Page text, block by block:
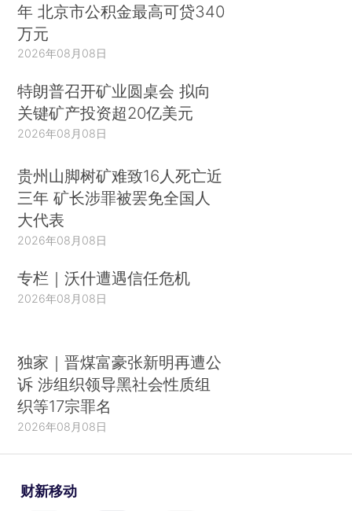
年 北京市公积金最高可贷340
万元
2026年08月08日
特朗普召开矿业圆桌会 拟向
关键矿产投资超20亿美元
2026年08月08日
贵州山脚树矿难致16人死亡近
三年 矿长涉罪被罢免全国人
大代表
2026年08月08日
专栏｜沃什遭遇信任危机
2026年08月08日
独家｜晋煤富豪张新明再遭公
诉 涉组织领导黑社会性质组
织等17宗罪名
2026年08月08日
财新移动